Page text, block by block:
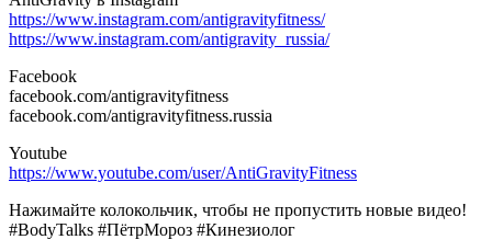
https://www.instagram.com/antigravityfitness/
https://www.instagram.com/antigravity_russia/
Facebook
facebook.com/antigravityfitness
facebook.com/antigravityfitness.russia
Youtube
https://www.youtube.com/user/AntiGravityFitness
Нажимайте колокольчик, чтобы не пропустить новые видео!
#BodyTalks #ПётрМороз #Кинезиолог